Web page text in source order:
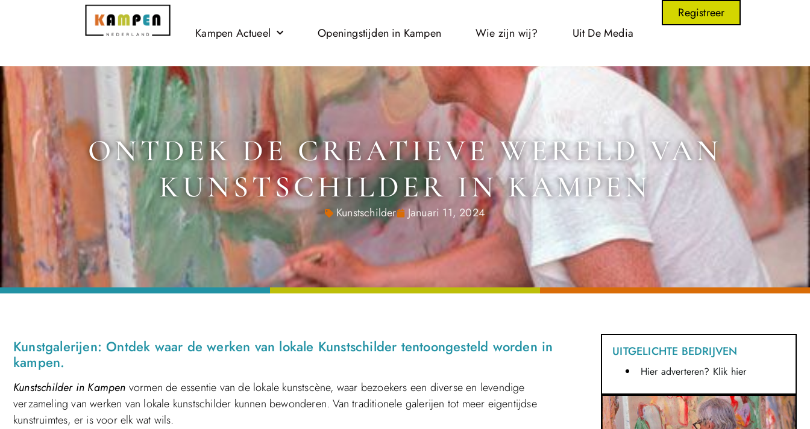
Kampen Actueel Openingstijden in Kampen Wie zijn wij? Uit De Media
Registreer
ONTDEK DE CREATIEVE WERELD VAN
KUNSTSCHILDER IN KAMPEN
Kunstschilder Januari 11, 2024
Kunstgalerijen: Ontdek waar de werken van lokale Kunstschilder tentoongesteld worden in
kampen.
Kunstschilder in Kampen vormen de essentie van de lokale kunstscène, waar bezoekers een diverse en levendige
verzameling van werken van lokale kunstschilder kunnen bewonderen. Van traditionele galerijen tot meer eigentijdse
kunstruimtes, er is voor elk wat wils.
UITGELICHTE BEDRIJVEN
Hier adverteren? Klik hier